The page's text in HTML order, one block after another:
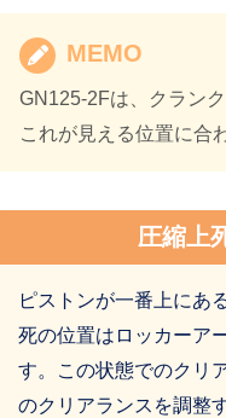
MEMO
GN125-2Fは、クラン
これが見える位置に合
圧縮上
ピストンが一番上にあ
死の位置はロッカーア
す。この状態でのクリ
のクリアランスを調整